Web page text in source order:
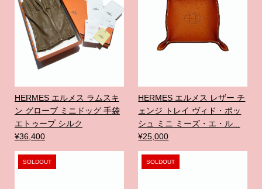
HERMES エルメス ラムスキ
ン グローブ ミニドッグ 手袋
エトゥープ シルク
¥36,400
HERMES エルメス レザー チ
ェンジ トレイ ヴィド・ポッ
シュ ミニ ミーズ・エ・ル...
¥25,000
SOLDOUT SOLDOUT